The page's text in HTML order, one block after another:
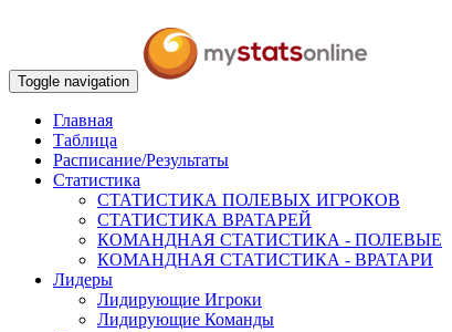
Toggle navigation
Главная
Таблица
Расписание/Результаты
Статистика
СТАТИСТИКА ПОЛЕВЫХ ИГРОКОВ
СТАТИСТИКА ВРАТАРЕЙ
КОМАНДНАЯ СТАТИСТИКА - ПОЛЕВЫЕ
КОМАНДНАЯ СТАТИСТИКА - ВРАТАРИ
Лидеры
Лидирующие Игроки
Лидирующие Команды